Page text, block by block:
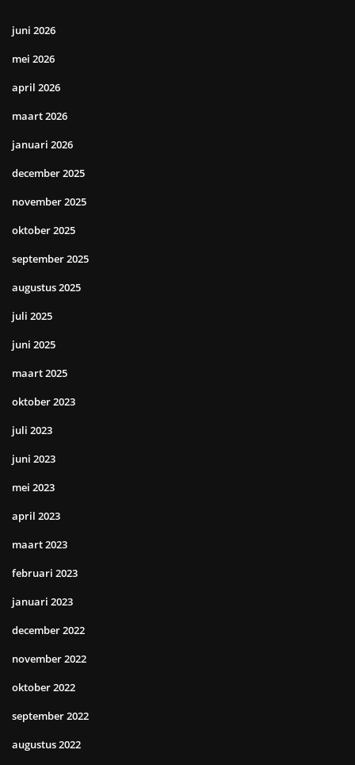
juni 2026
mei 2026
april 2026
maart 2026
januari 2026
december 2025
november 2025
oktober 2025
september 2025
augustus 2025
juli 2025
juni 2025
maart 2025
oktober 2023
juli 2023
juni 2023
mei 2023
april 2023
maart 2023
februari 2023
januari 2023
december 2022
november 2022
oktober 2022
september 2022
augustus 2022